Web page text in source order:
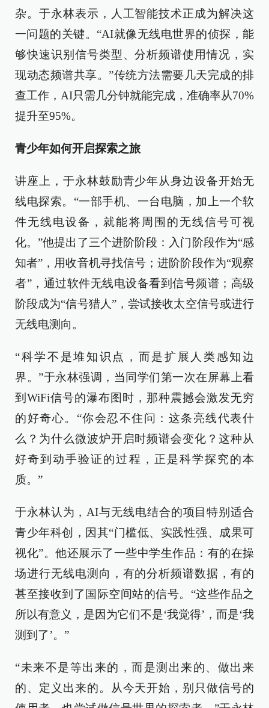
杂。于永林表示，人工智能技术正成为解决这
一问题的关键。“AI就像无线电世界的侦探，能
够快速识别信号类型、分析频谱使用情况，实
现动态频谱共享。”传统方法需要几天完成的排
查工作，AI只需几分钟就能完成，准确率从70%
提升至95%。
青少年如何开启探索之旅
讲座上，于永林鼓励青少年从身边设备开始无
线电探索。“一部手机、一台电脑，加上一个软
件无线电设备，就能将周围的无线信号可视
化。”他提出了三个进阶阶段：入门阶段作为“感
知者”，用收音机寻找信号；进阶阶段作为“观察
者”，通过软件无线电设备看到信号频谱；高级
阶段成为“信号猎人”，尝试接收太空信号或进行
无线电测向。
“科学不是堆知识点，而是扩展人类感知边
界。”于永林强调，当同学们第一次在屏幕上看
到WiFi信号的瀑布图时，那种震撼会激发无穷
的好奇心。“你会忍不住问：这条亮线代表什
么？为什么微波炉开启时频谱会变化？这种从
好奇到动手验证的过程，正是科学探究的本
质。”
于永林认为，AI与无线电结合的项目特别适合
青少年科创，因其“门槛低、实践性强、成果可
视化”。他还展示了一些中学生作品：有的在操
场进行无线电测向，有的分析频谱数据，有的
甚至接收到了国际空间站的信号。“这些作品之
所以有意义，是因为它们不是‘我觉得’，而是‘我
测到了’。”
“未来不是等出来的，而是测出来的、做出来
的、定义出来的。从今天开始，别只做信号的